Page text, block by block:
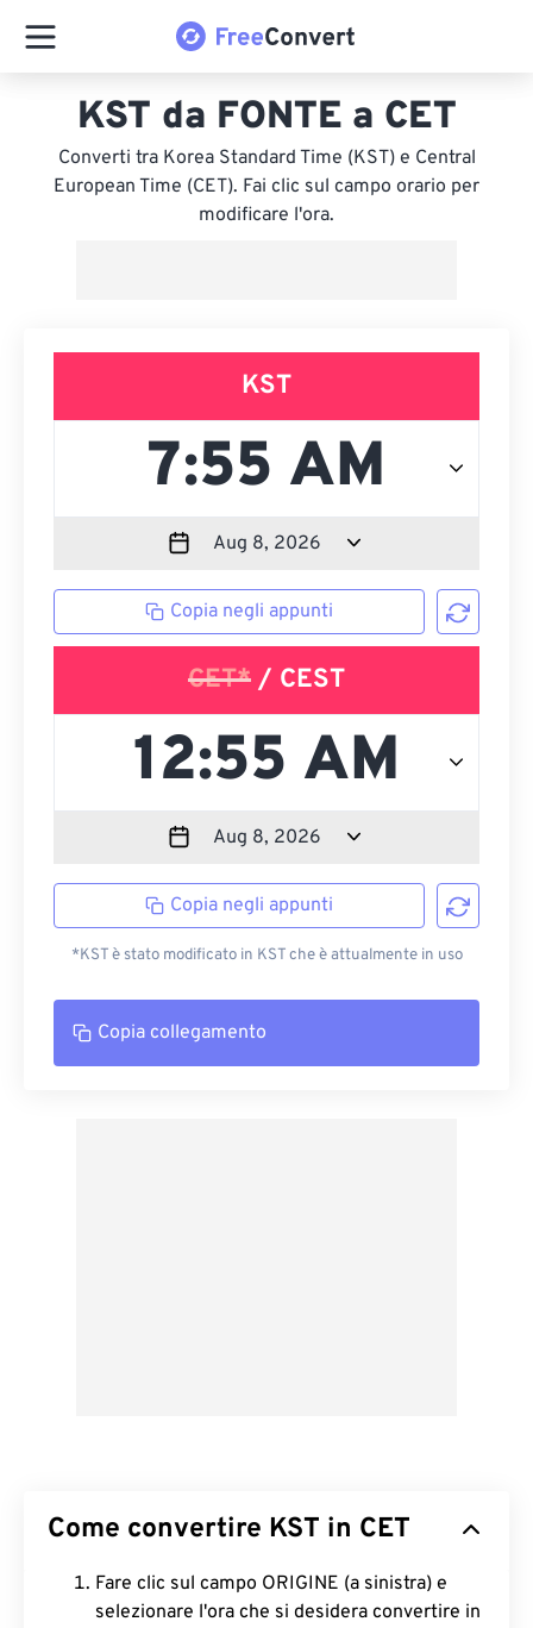
KST da FONTE a CET
Converti tra Korea Standard Time (KST) e Central
European Time (CET). Fai clic sul campo orario per
modificare l'ora.
KST
Copia negli appunti
CET* / CEST
Copia negli appunti
*KST è stato modificato in KST che è attualmente in uso
Copia collegamento
Come convertire KST in CET
Fare clic sul campo ORIGINE (a sinistra) e
selezionare l'ora che si desidera convertire in